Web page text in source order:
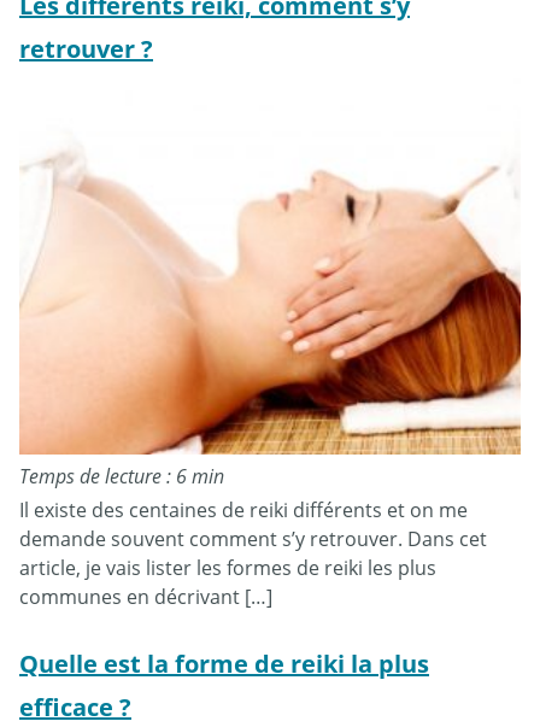
retrouver ?
Temps de lecture : 6 min
Il existe des centaines de reiki différents et on me
demande souvent comment s’y retrouver. Dans cet
article, je vais lister les formes de reiki les plus
communes en décrivant […]
Quelle est la forme de reiki la plus
efficace ?